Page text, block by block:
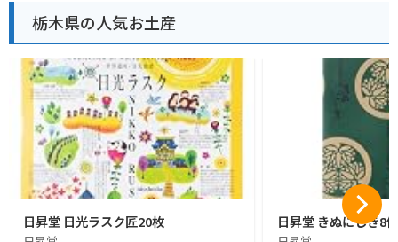
栃木県の人気お土産
日昇堂 日光ラスク匠20枚 日昇堂 きぬにしき8個